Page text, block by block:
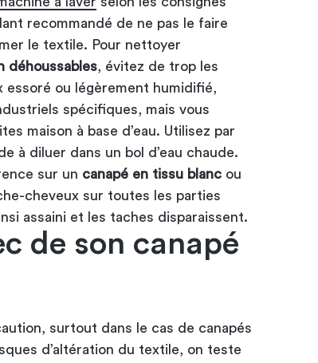
recommandé de ne pas le faire
le textile. Pour nettoyer
déhoussables, évitez de trop les
ou légèrement humidifié,
spécifiques, mais vous
maison à base d’eau. Utilisez par
à diluer dans un bol d’eau chaude.
sur un canapé en tissu blanc ou
cheveux sur toutes les parties
assaini et les taches disparaissent.
de son canapé
surtout dans le cas de canapés
d’altération du textile, on teste